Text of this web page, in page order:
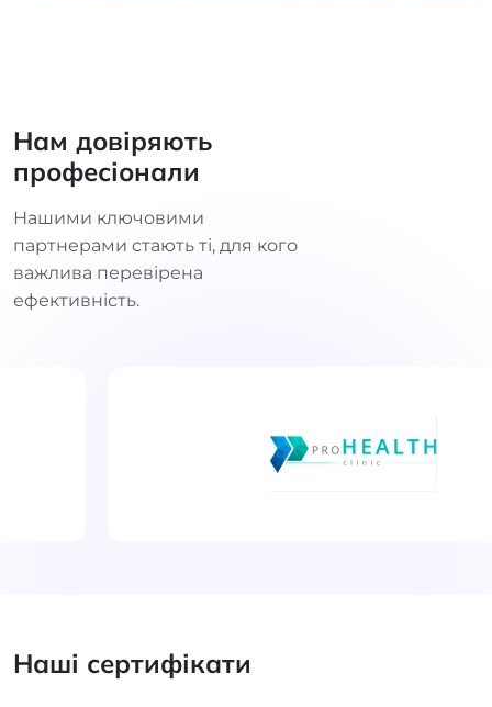
Нам довіряють
професіонали
Нашими ключовими
партнерами стають ті, для кого
важлива перевірена
ефективність.
Наші сертифікати